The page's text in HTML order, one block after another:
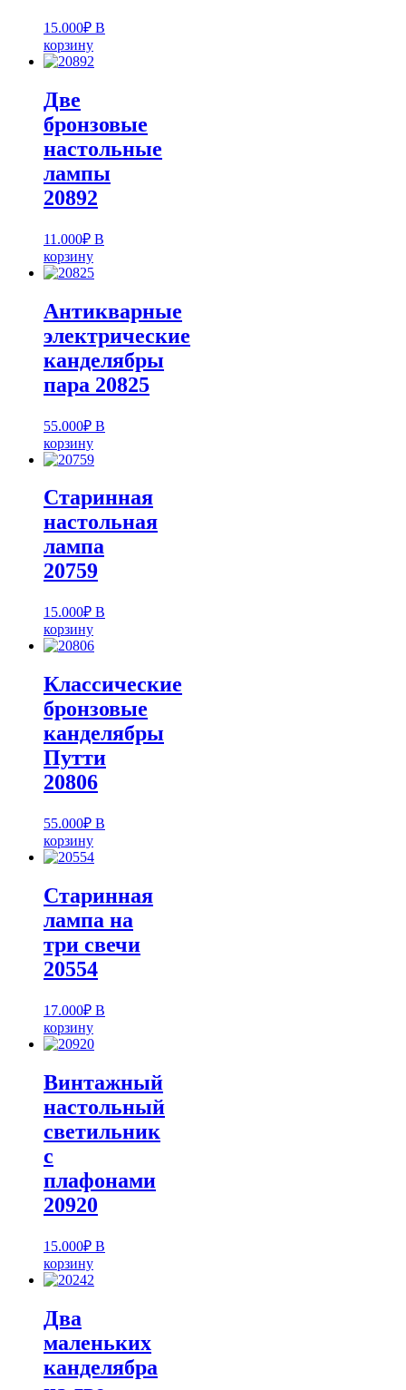
15.000₽ В
корзину
Две
бронзовые
настольные
лампы
20892
11.000₽ В
корзину
Антикварные
электрические
канделябры
пара 20825
55.000₽ В
корзину
Старинная
настольная
лампа
20759
15.000₽ В
корзину
Классические
бронзовые
канделябры
Путти
20806
55.000₽ В
корзину
Старинная
лампа на
три свечи
20554
17.000₽ В
корзину
Винтажный
настольный
светильник
с
плафонами
20920
15.000₽ В
корзину
Два
маленьких
канделябра